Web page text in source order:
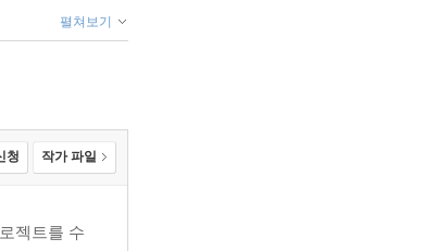
펼쳐보기
청 작가 파일
젝트를 수